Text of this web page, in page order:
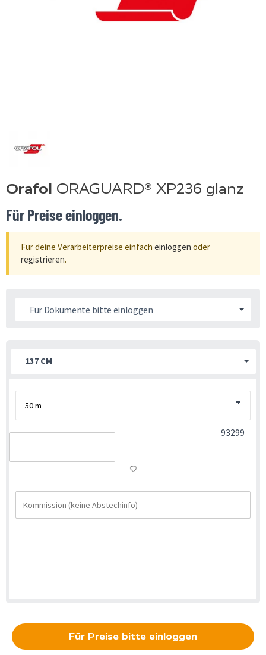
Orafol ORAGUARD® XP236 glanz
Für Preise einloggen.
Für deine Verarbeiterpreise einfach einloggen oder
registrieren.
Für Dokumente bitte einloggen
137 CM
93299
Für Preise bitte einloggen